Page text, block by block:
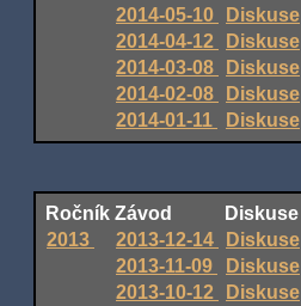
2014-05-10
Diskuse
2014-04-12
Diskuse
2014-03-08
Diskuse
2014-02-08
Diskuse
2014-01-11
Diskuse
Ročník Závod
Diskuse
2013
2013-12-14
Diskuse
2013-11-09
Diskuse
2013-10-12
Diskuse